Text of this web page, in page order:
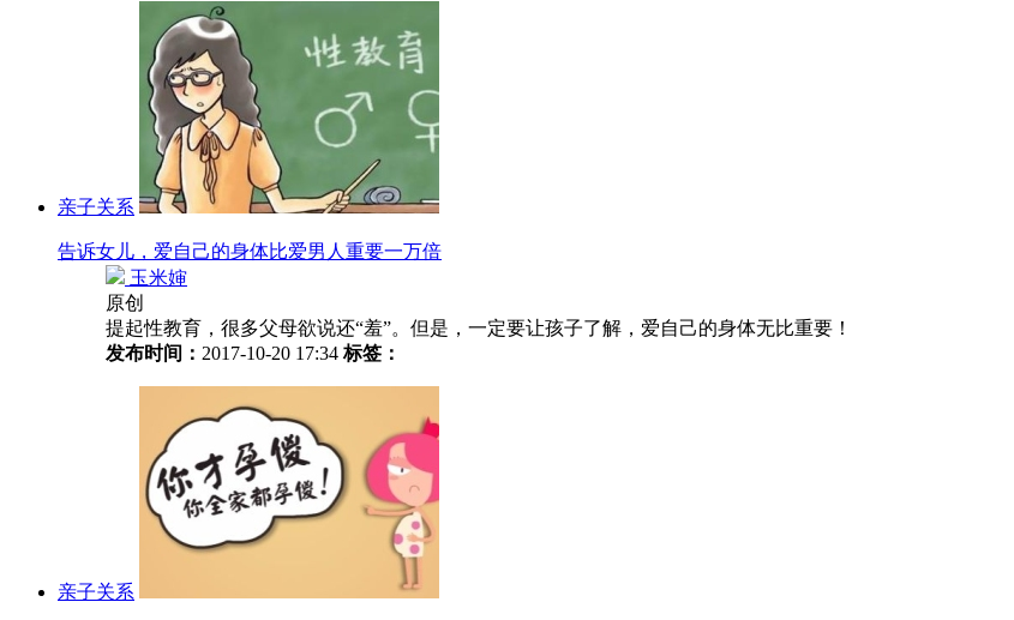
亲子关系
告诉女儿，爱自己的身体比爱男人重要一万倍
玉米婶
原创
提起性教育，很多父母欲说还“羞”。但是，一定要让孩子了解，爱自己的身体无比重要！
发布时间： 2017-10-20 17:34 标签：
亲子关系